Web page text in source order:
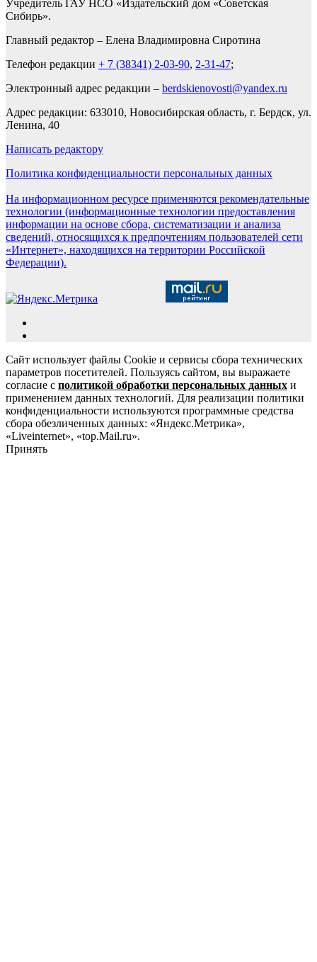
Учредитель ГАУ НСО «Издательский дом «Советская
Сибирь».
Главный редактор – Елена Владимировна Сиротина
Телефон редакции + 7 (38341) 2-03-90, 2-31-47;
Электронный адрес редакции – berdskienovosti@yandex.ru
Адрес редакции: 633010, Новосибирская область, г. Бердск, ул.
Ленина, 40
Написать редактору
Политика конфиденциальности персональных данных
На информационном ресурсе применяются рекомендательные
технологии (информационные технологии предоставления
информации на основе сбора, систематизации и анализа
сведений, относящихся к предпочтениям пользователей сети
«Интернет», находящихся на территории Российской
Федерации).
Сайт использует файлы Cookie и сервисы сбора технических
параметров посетителей. Пользуясь сайтом, вы выражаете
согласие с политикой обработки персональных данных и
применением данных технологий. Для реализации политики
конфиденциальности используются программные средства
сбора обезличенных данных: «Яндекс.Метрика»,
«Liveinternet», «top.Mail.ru».
Принять